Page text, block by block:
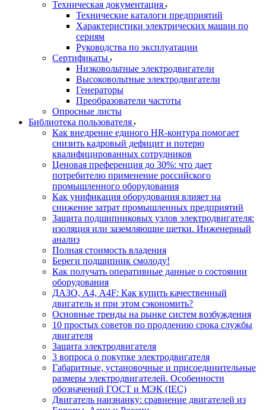
Техническая документация
Технические каталоги предприятий
Характеристики электрических машин по
сериям
Руководства по эксплуатации
Сертификаты
Низковольтные электродвигатели
Высоковольтные электродвигатели
Генераторы
Преобразователи частоты
Опросные листы
Библиотека пользователя
Как внедрение единого HR-контура помогает
снизить кадровый дефицит и потерю
квалифицированных сотрудников
Ценовая преференция до 30%: что дает
потребителю применение российского
промышленного оборудования
Как унификация оборудования влияет на
снижение затрат промышленных предприятий
Защита подшипниковых узлов электродвигателя:
изоляция или заземляющие щетки. Инженерный
анализ
Полная стоимость владения
Береги подшипник смолоду!
Как получать оперативные данные о состоянии
оборудования
ДАЗО, А4, А4F: Как купить качественный
двигатель и при этом сэкономить?
Основные тренды на рынке систем возбуждения
10 простых советов по продлению срока службы
двигателя
Защита электродвигателя
3 вопроса о покупке электродвигателя
Габаритные, установочные и присоединительные
размеры электродвигателей. Особенности
обозначений ГОСТ и МЭК (IEC)
Двигатель наизнанку: сравнение двигателей из